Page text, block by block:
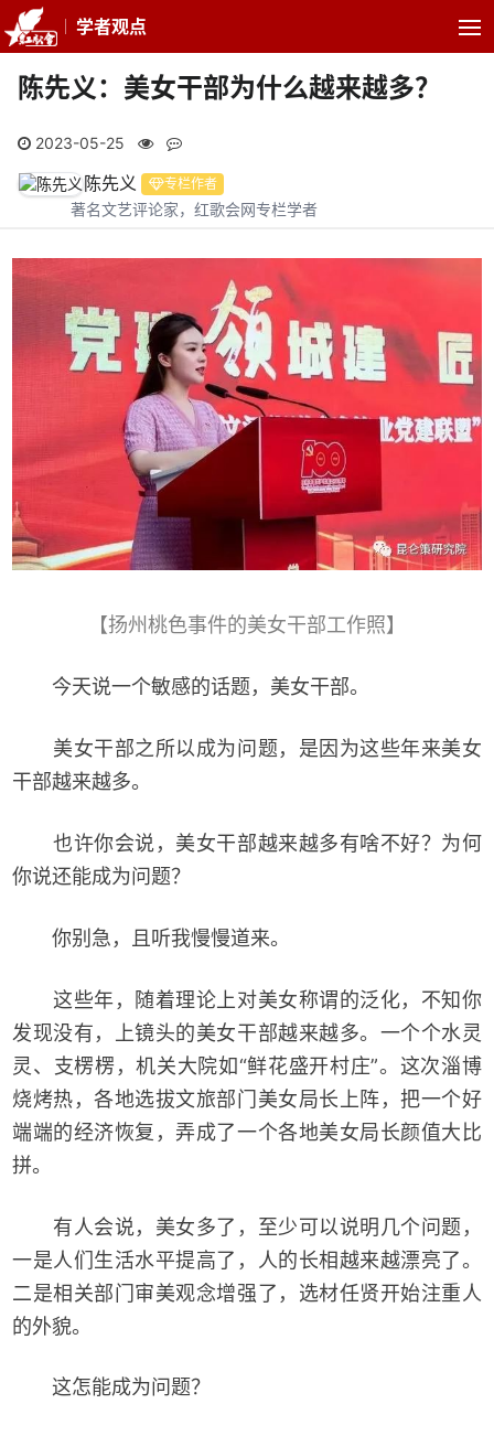
学者观点
陈先义：美女干部为什么越来越多？
2023-05-25
陈先义 专栏作者
著名文艺评论家，红歌会网专栏学者
【扬州桃色事件的美女干部工作照】
今天说一个敏感的话题，美女干部。
美女干部之所以成为问题，是因为这些年来美女
干部越来越多。
也许你会说，美女干部越来越多有啥不好？为何
你说还能成为问题？
你别急，且听我慢慢道来。
这些年，随着理论上对美女称谓的泛化，不知你
发现没有，上镜头的美女干部越来越多。一个个水灵
灵、支楞楞，机关大院如“鲜花盛开村庄”。这次淄博
烧烤热，各地选拔文旅部门美女局长上阵，把一个好
端端的经济恢复，弄成了一个各地美女局长颜值大比
拼。
有人会说，美女多了，至少可以说明几个问题，
一是人们生活水平提高了，人的长相越来越漂亮了。
二是相关部门审美观念增强了，选材任贤开始注重人
的外貌。
这怎能成为问题？